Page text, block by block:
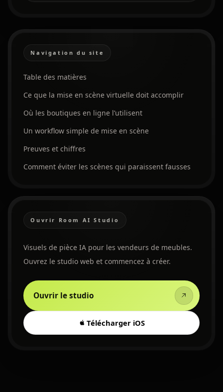
Navigation du site
Table des matières
Ce que la mise en scène virtuelle doit accomplir
Où les boutiques en ligne l’utilisent
Un workflow simple de mise en scène
Preuves et chiffres
Comment éviter les scènes qui paraissent fausses
Ouvrir Room AI Studio
Visuels de pièce IA pour les vendeurs de meubles.
Ouvrez le studio web et commencez à créer.
Ouvrir le studio
Télécharger iOS